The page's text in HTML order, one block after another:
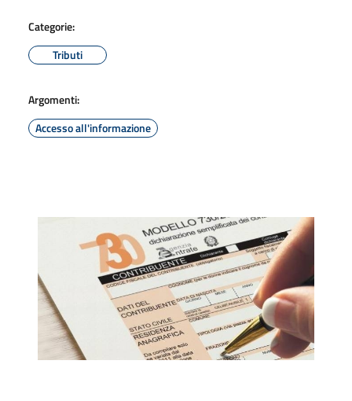
Categorie:
Tributi
Argomenti:
Accesso all'informazione